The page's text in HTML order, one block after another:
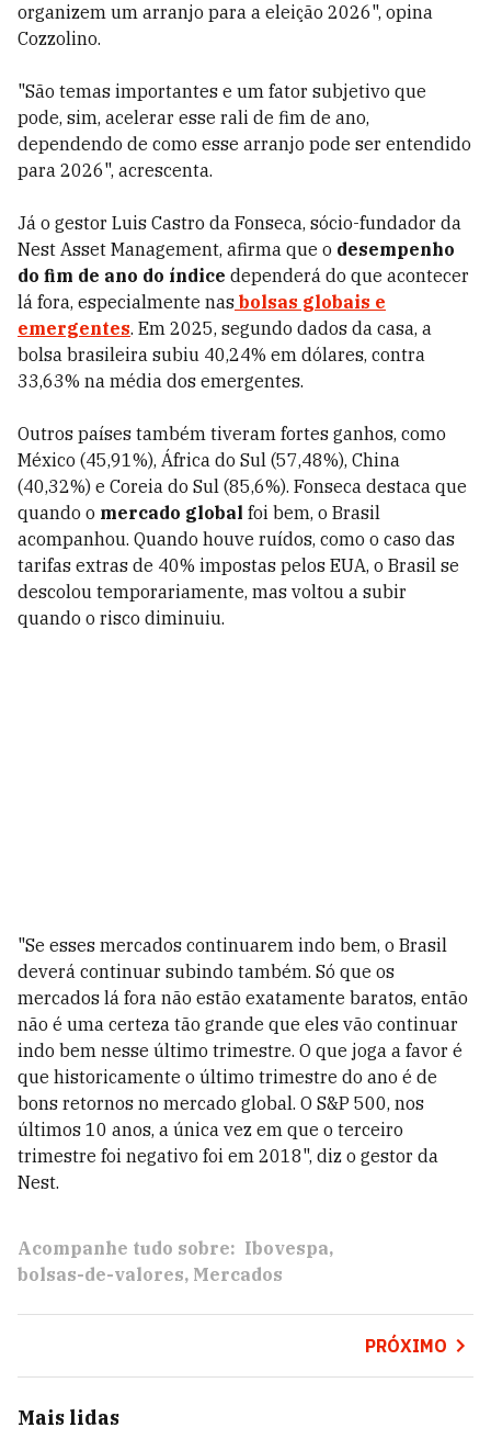
organizem um arranjo para a eleição 2026", opina
Cozzolino.
"São temas importantes e um fator subjetivo que
pode, sim, acelerar esse rali de fim de ano,
dependendo de como esse arranjo pode ser entendido
para 2026", acrescenta.
Já o gestor Luis Castro da Fonseca, sócio-fundador da
Nest Asset Management, afirma que o desempenho
do fim de ano do índice dependerá do que acontecer
lá fora, especialmente nas bolsas globais e
emergentes. Em 2025, segundo dados da casa, a
bolsa brasileira subiu 40,24% em dólares, contra
33,63% na média dos emergentes.
Outros países também tiveram fortes ganhos, como
México (45,91%), África do Sul (57,48%), China
(40,32%) e Coreia do Sul (85,6%). Fonseca destaca que
quando o mercado global foi bem, o Brasil
acompanhou. Quando houve ruídos, como o caso das
tarifas extras de 40% impostas pelos EUA, o Brasil se
descolou temporariamente, mas voltou a subir
quando o risco diminuiu.
"Se esses mercados continuarem indo bem, o Brasil
deverá continuar subindo também. Só que os
mercados lá fora não estão exatamente baratos, então
não é uma certeza tão grande que eles vão continuar
indo bem nesse último trimestre. O que joga a favor é
que historicamente o último trimestre do ano é de
bons retornos no mercado global. O S&P 500, nos
últimos 10 anos, a única vez em que o terceiro
trimestre foi negativo foi em 2018", diz o gestor da
Nest.
Acompanhe tudo sobre: Ibovespa
bolsas-de-valores Mercados
PRÓXIMO
Mais lidas